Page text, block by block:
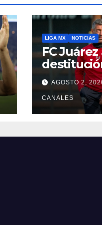
LIGA MX NOTICIAS
FC
Pedro
AGOSTO 2,
CANALES